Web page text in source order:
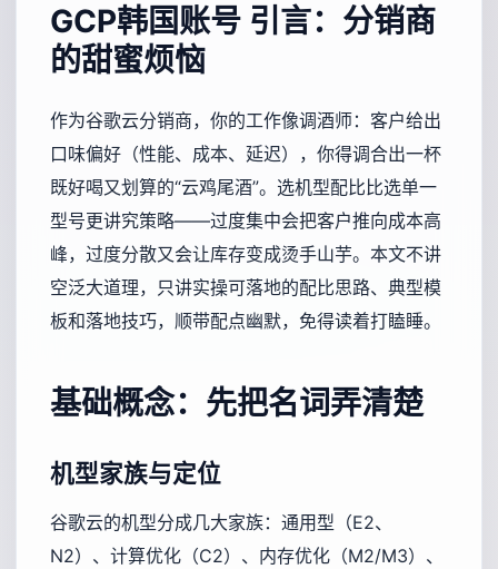
GCP韩国账号 引言：分销商
的甜蜜烦恼
作为谷歌云分销商，你的工作像调酒师：客户给出
口味偏好（性能、成本、延迟），你得调合出一杯
既好喝又划算的“云鸡尾酒”。选机型配比比选单一
型号更讲究策略——过度集中会把客户推向成本高
峰，过度分散又会让库存变成烫手山芋。本文不讲
空泛大道理，只讲实操可落地的配比思路、典型模
板和落地技巧，顺带配点幽默，免得读着打瞌睡。
基础概念：先把名词弄清楚
机型家族与定位
谷歌云的机型分成几大家族：通用型（E2、
N2）、计算优化（C2）、内存优化（M2/M3）、